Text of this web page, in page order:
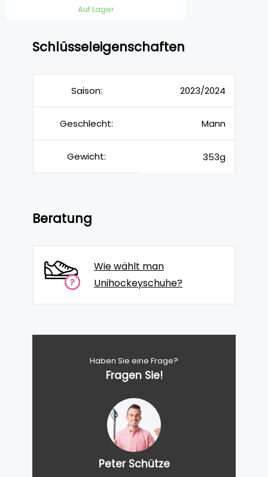
Auf Lager
Schlüsseleigenschaften
Saison: 2023/2024
Geschlecht: Mann
Gewicht: 353g
Beratung
Wie wählt man
Unihockeyschuhe?
Haben Sie eine Frage?
Fragen Sie!
Peter Schütze